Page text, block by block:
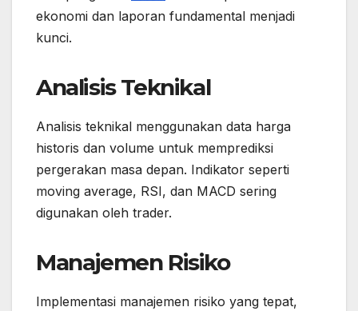
ekonomi dan laporan fundamental menjadi
kunci.
Analisis Teknikal
Analisis teknikal menggunakan data harga
historis dan volume untuk memprediksi
pergerakan masa depan. Indikator seperti
moving average, RSI, dan MACD sering
digunakan oleh trader.
Manajemen Risiko
Implementasi manajemen risiko yang tepat,